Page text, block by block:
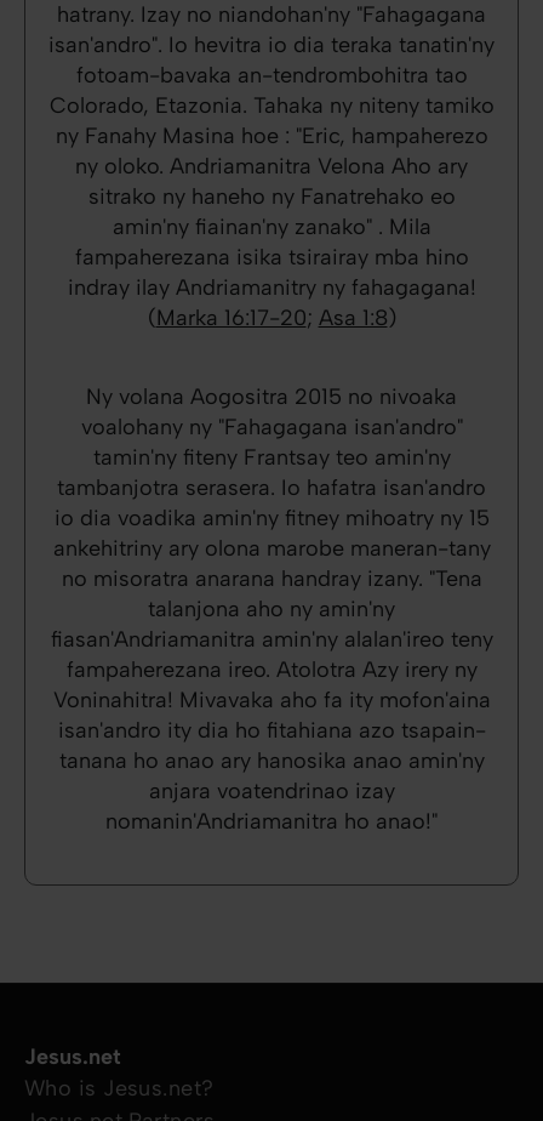
hatrany. Izay no niandohan'ny "Fahagagana
isan'andro". Io hevitra io dia teraka tanatin'ny
fotoam-bavaka an-tendrombohitra tao
Colorado, Etazonia. Tahaka ny niteny tamiko
ny Fanahy Masina hoe : "Eric, hampaherezo
ny oloko. Andriamanitra Velona Aho ary
sitrako ny haneho ny Fanatrehako eo
amin'ny fiainan'ny zanako" . Mila
fampaherezana isika tsirairay mba hino
indray ilay Andriamanitry ny fahagagana!
(Marka 16:17-20; Asa 1:8)
Ny volana Aogositra 2015 no nivoaka
voalohany ny "Fahagagana isan'andro"
tamin'ny fiteny Frantsay teo amin'ny
tambanjotra serasera. Io hafatra isan'andro
io dia voadika amin'ny fitney mihoatry ny 15
ankehitriny ary olona marobe maneran-tany
no misoratra anarana handray izany. "Tena
talanjona aho ny amin'ny
fiasan'Andriamanitra amin'ny alalan'ireo teny
fampaherezana ireo. Atolotra Azy irery ny
Voninahitra! Mivavaka aho fa ity mofon'aina
isan'andro ity dia ho fitahiana azo tsapain-
tanana ho anao ary hanosika anao amin'ny
anjara voatendrinao izay
nomanin'Andriamanitra ho anao!"
Jesus.net
Who is Jesus.net?